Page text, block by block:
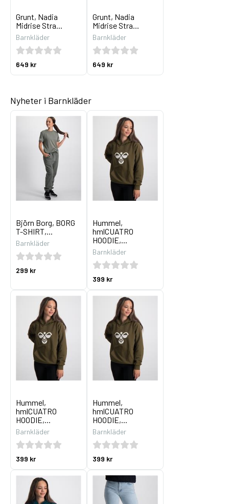
Grunt, Nadia
Midrise Stra...
Barnkläder
649 kr
Grunt, Nadia
Midrise Stra...
Barnkläder
649 kr
Nyheter i Barnkläder
Björn Borg, BORG
T-SHIRT,...
Barnkläder
299 kr
Hummel,
hmlCUATRO
HOODIE,...
Barnkläder
399 kr
Hummel,
hmlCUATRO
HOODIE,...
Barnkläder
399 kr
Hummel,
hmlCUATRO
HOODIE,...
Barnkläder
399 kr